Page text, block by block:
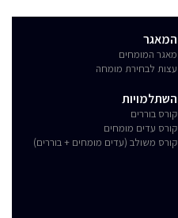
המאגר
מאגר המומחים
עצות לבחירת מומחה
השתלמויות
קורס בוררים
קורס עדים מומחים
קורס משולב (עדים מומחים + בוררים)